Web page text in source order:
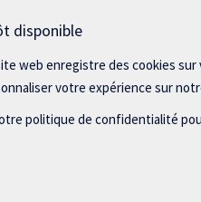
disponible
web enregistre des cookies
votre expérience sur
politique de confidentialité